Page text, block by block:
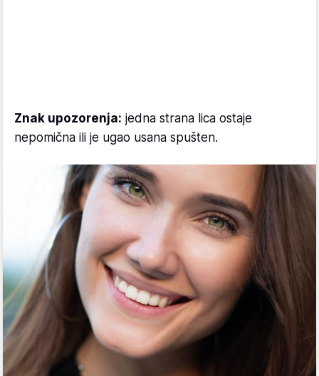
Znak upozorenja: jedna strana lica ostaje
nepomična ili je ugao usana spušten.